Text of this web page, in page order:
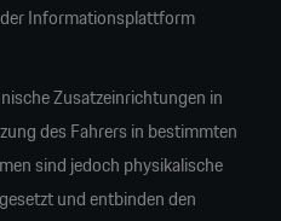
Informationsplattform
Zusatzeinrichtungen in
des Fahrers in bestimmten
sind jedoch physikalische
und entbinden den